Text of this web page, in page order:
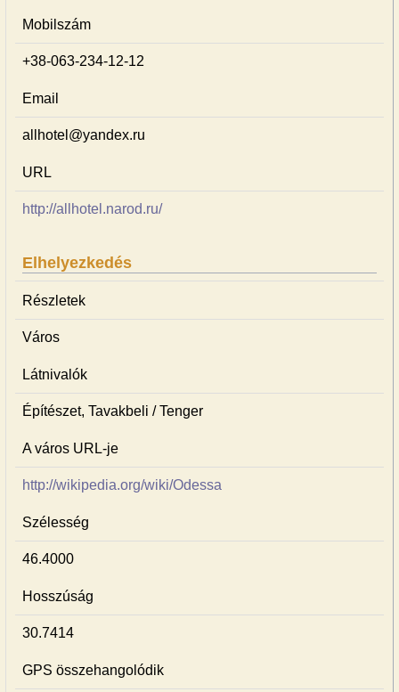
Mobilszám
+38-063-234-12-12
Email
allhotel@yandex.ru
URL
http://allhotel.narod.ru/
Elhelyezkedés
Részletek
Város
Látnivalók
Építészet, Tavakbeli / Tenger
A város URL-je
http://wikipedia.org/wiki/Odessa
Szélesség
46.4000
Hosszúság
30.7414
GPS összehangolódik